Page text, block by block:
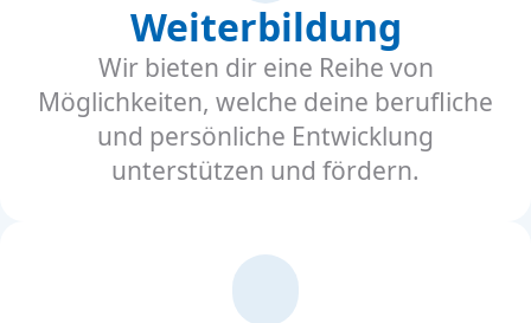
Weiterbildung
Wir bieten dir eine Reihe von
Möglichkeiten, welche deine berufliche
und persönliche Entwicklung
unterstützen und fördern.